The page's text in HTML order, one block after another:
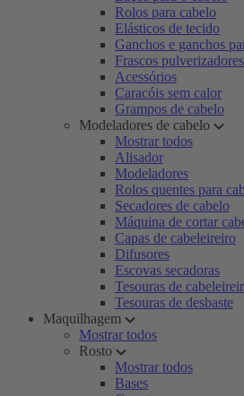
Rolos para cabelo
Elásticos de tecido
Ganchos e ganchos
Frascos pulverizadores
Acessórios
Caracóis sem calor
Grampos de cabelo
Modeladores de cabelo
Mostrar todos
Alisador
Modeladores
Rolos quentes para
Secadores de cabelo
Máquina de cortar
Capas de cabeleireiro
Difusores
Escovas secadoras
Tesouras de
Tesouras de desbaste
Maquilhagem
Mostrar todos
Rosto
Mostrar todos
Bases